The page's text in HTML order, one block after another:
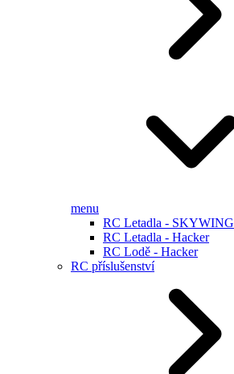
menu
RC Letadla - SKYWING
RC Letadla - Hacker
RC Lodě - Hacker
RC příslušenství